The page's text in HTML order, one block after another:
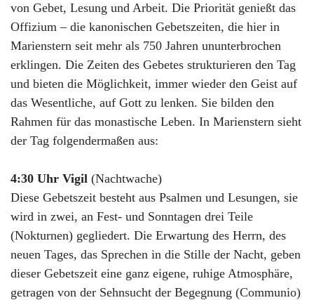
von Gebet, Lesung und Arbeit. Die Priorität genießt das
Offizium – die kanonischen Gebetszeiten, die hier in
Marienstern seit mehr als 750 Jahren ununterbrochen
erklingen. Die Zeiten des Gebetes strukturieren den Tag
und bieten die Möglichkeit, immer wieder den Geist auf
das Wesentliche, auf Gott zu lenken. Sie bilden den
Rahmen für das monastische Leben. In Marienstern sieht
der Tag folgendermaßen aus:
4:30 Uhr Vigil (Nachtwache)
Diese Gebetszeit besteht aus Psalmen und Lesungen, sie
wird in zwei, an Fest- und Sonntagen drei Teile
(Nokturnen) gegliedert. Die Erwartung des Herrn, des
neuen Tages, das Sprechen in die Stille der Nacht, geben
dieser Gebetszeit eine ganz eigene, ruhige Atmosphäre,
getragen von der Sehnsucht der Begegnung (Communio)